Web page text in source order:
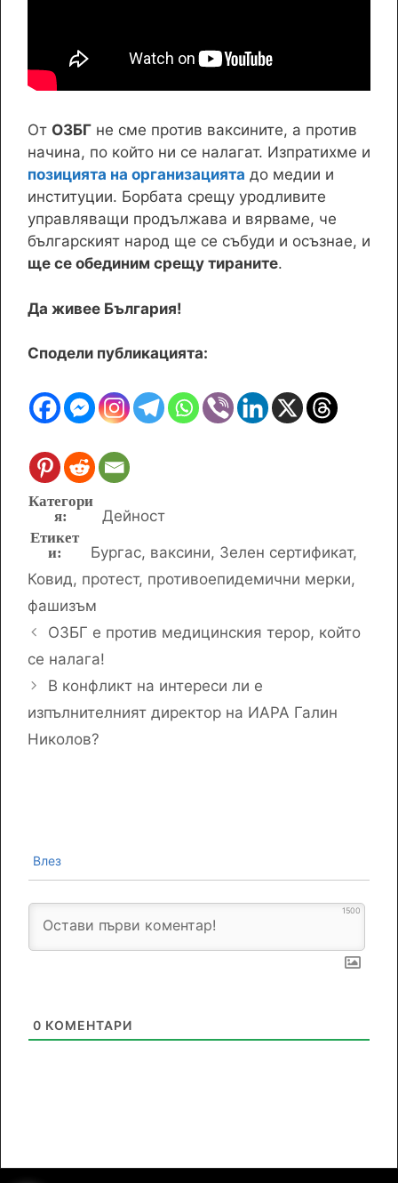
От ОЗБГ не сме против ваксините, а против
начина, по който ни се налагат. Изпратихме и
позицията на организацията до медии и
институции. Борбата срещу уродливите
управляващи продължава и вярваме, че
българският народ ще се събуди и осъзнае, и
ще се обединим срещу тираните.
Да живее България!
Сподели публикацията:
Дейност
Бургас, ваксини, Зелен сертификат,
Ковид, протест, противоепидемични мерки,
фашизъм
ОЗБГ е против медицинския терор, който
се налага!
В конфликт на интереси ли е
изпълнителният директор на ИАРА Галин
Николов?
Влез
1500
0 КОМЕНТАРИ